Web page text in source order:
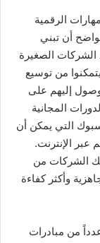
الرقمية
أن تبني
الشركات الصغيرة
من توسيع
إليهم على
المجانية
التي يمكن أن
عبر الإنترنت.
الشركات من
وأكثر كفاءة
من مبادرات